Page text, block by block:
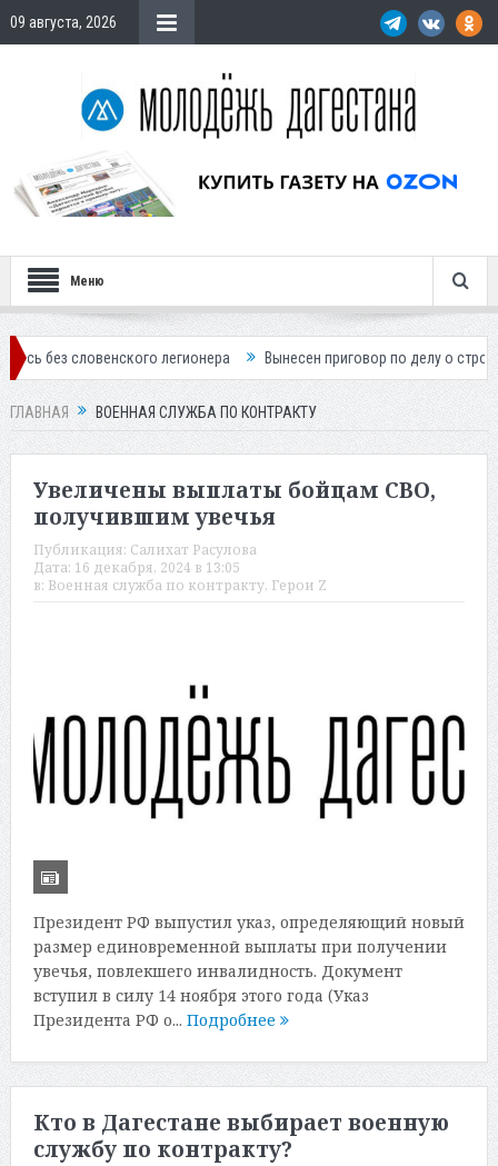
09 августа, 2026
Меню
легионера Вынесен приговор по делу о строительстве
ГЛАВНАЯ ВОЕННАЯ СЛУЖБА ПО КОНТРАКТУ
Увеличены выплаты бойцам СВО,
получившим увечья
Публикация: Салихат Расулова
Дата: 16 декабря, 2024 в 13:05
в: Военная служба по контракту, Герои Z
Президент РФ выпустил указ, определяющий новый
размер единовременной выплаты при получении
увечья, повлекшего инвалидность. Документ
вступил в силу 14 ноября этого года (Указ
Президента РФ о... Подробнее
Кто в Дагестане выбирает военную
службу по контракту?